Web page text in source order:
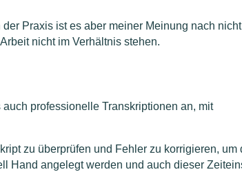
Praxis ist es aber meiner Meinung nach
nicht im Verhältnis stehen.
professionelle Transkriptionen an, mit
zu überprüfen und Fehler zu korrigieren, um
Hand angelegt werden und auch dieser